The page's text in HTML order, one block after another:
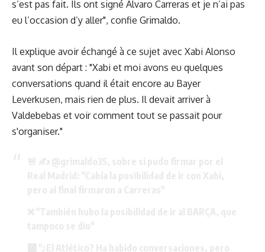
s’est pas fait. Ils ont signé Alvaro Carreras et je n’ai pas
eu l’occasion d’y aller", confie Grimaldo.
Il explique avoir échangé à ce sujet avec Xabi Alonso
avant son départ : "Xabi et moi avons eu quelques
conversations quand il était encore au Bayer
Leverkusen, mais rien de plus. Il devait arriver à
Valdebebas et voir comment tout se passait pour
s'organiser."